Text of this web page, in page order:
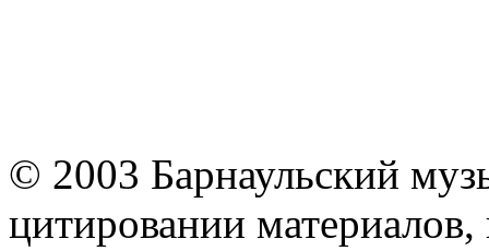
© 2003 Барнаульский
цитировании